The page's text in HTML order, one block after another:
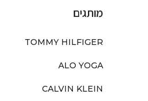
מותגים
TOMMY HILFIGER
ALO YOGA
CALVIN KLEIN